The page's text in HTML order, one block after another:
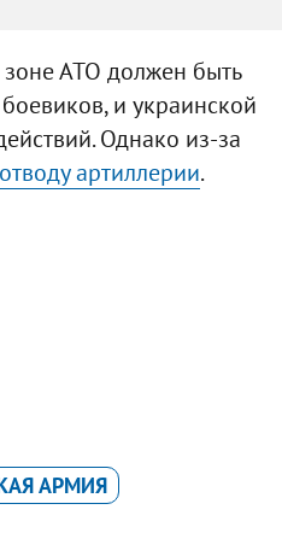
зоне АТО должен быть
и украинской
Однако из-за
артиллерии.
АРМИЯ